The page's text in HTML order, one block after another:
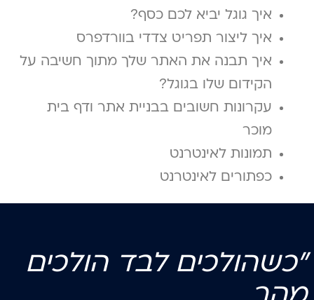
איך גוגל יביא לכם כסף?
איך ליצור תפריט צדדי בוורדפרס
איך תבנה את האתר שלך מתוך חשיבה על
הקידום שלו בגוגל?
עקרונות חשובים בבניית אתר ודף בית
מוכר
תמונות לאינטרנט
כפתורים לאינטרנט
"כשהולכים לבד הולכים